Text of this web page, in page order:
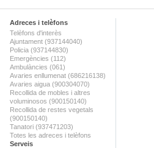
Adreces i telèfons
Telèfons d'interès
Ajuntament (937144040)
Policia (937144830)
Emergències (112)
Ambulàncies (061)
Avaries enllumenat (686216138)
Avaries aigua (900304070)
Recollida de mobles i altres
voluminosos (900150140)
Recollida de restes vegetals
(900150140)
Tanatori (937471203)
Totes les adreces i telèfons
Serveis